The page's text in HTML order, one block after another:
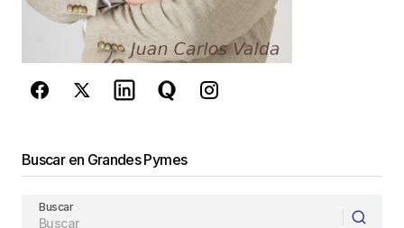
privacidady losTérminos del servicio
de Google se aplican.
Buscar en Grandes Pymes
Buscar